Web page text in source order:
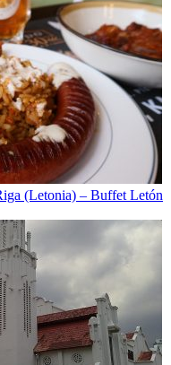
(Letonia) – Buffet Letón